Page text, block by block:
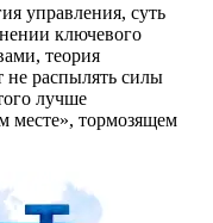
управления, суть
ключевого
теория
распылять силы
лучше
месте», тормозящем